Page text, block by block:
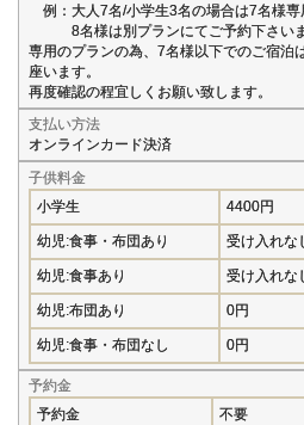
例：大人7名/小学生3名の場合は7名様専
8名様は別プランにてご予約下さいま
専用のプランの為、7名様以下でのご宿泊
座います。
再度確認の程宜しくお願い致します。
支払い方法
オンラインカード決済
子供料金
小学生
4400円
幼児:食事・布団あり 受け入れな
幼児:食事あり 受け入れな
幼児:布団あり 0円
幼児:食事・布団なし 0円
予約金
予約金
不要